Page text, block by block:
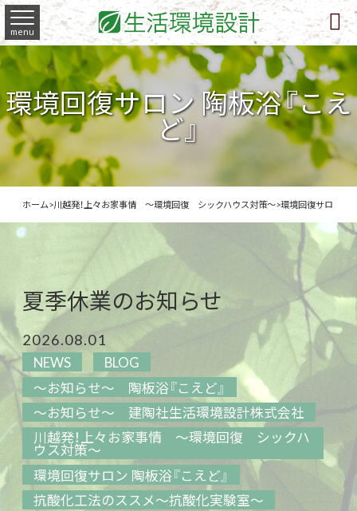
menu 
環境回復サロン 陶板浴『こえ
ど』
ホーム>川越発！上々お家事情 ～環境回復 シックハウス対策～>環境回復サロン 陶
夏季休業のお知らせ
2026.08.01
NEWS
BLOG
～お知らせ～ 陶板浴『こえど』
～お知らせ～ 建陶社生活環境設計株式会社
川越発！上々お家事情 ～環境回復 シックハ
ウス対策～
環境回復サロン 陶板浴『こえど』
抗酸化工法のススメ～抗酸化実験室～